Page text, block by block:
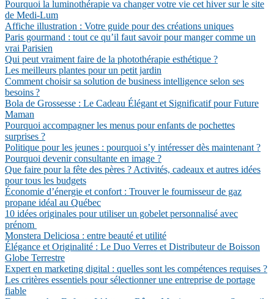
Pourquoi la luminothérapie va changer votre vie cet hiver sur le site
de Medi-Lum
Affiche illustration : Votre guide pour des créations uniques
Paris gourmand : tout ce qu’il faut savoir pour manger comme un
vrai Parisien
Qui peut vraiment faire de la photothérapie esthétique ?
Les meilleurs plantes pour un petit jardin
Comment choisir sa solution de business intelligence selon ses
besoins ?
Bola de Grossesse : Le Cadeau Élégant et Significatif pour Future
Maman
Pourquoi accompagner les menus pour enfants de pochettes
surprises ?
Politique pour les jeunes : pourquoi s’y intéresser dès maintenant ?
Pourquoi devenir consultante en image ?
Que faire pour la fête des pères ? Activités, cadeaux et autres idées
pour tous les budgets
Économie d’énergie et confort : Trouver le fournisseur de gaz
propane idéal au Québec
10 idées originales pour utiliser un gobelet personnalisé avec
prénom
Monstera Deliciosa : entre beauté et utilité
Élégance et Originalité : Le Duo Verres et Distributeur de Boisson
Globe Terrestre
Expert en marketing digital : quelles sont les compétences requises ?
Les critères essentiels pour sélectionner une entreprise de portage
fiable